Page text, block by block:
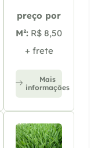
preço por
M²: R$ 8,50
+ frete
Mais
informações